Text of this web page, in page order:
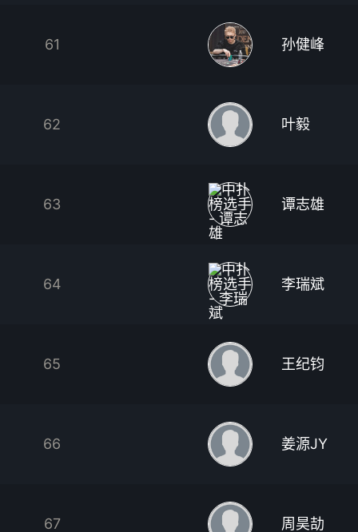
61 孙健峰
62 叶毅
63 谭志雄
64 李瑞斌
65 王纪钧
66 姜源JY
67 周昊劼